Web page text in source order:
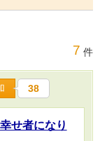
7 件
38
せ者になり